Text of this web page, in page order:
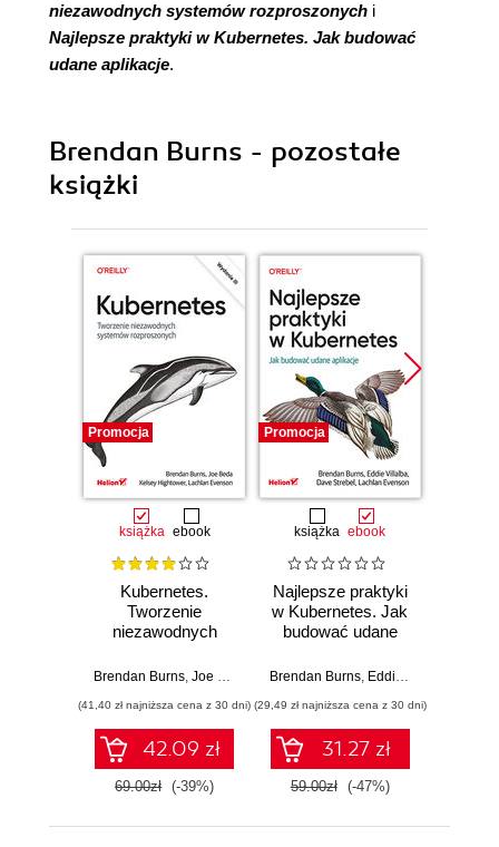
niezawodnych systemów rozproszonych i
Najlepsze praktyki w Kubernetes. Jak budować
udane aplikacje.
Brendan Burns - pozostałe
książki
Promocja
książka ebook
Kubernetes.
Tworzenie
niezawodnych
rozproszonych.
Brendan Burns Joe Beda Kelsey Hightower Lachlan Evenson
(41,40 zł najniższa cena z 30 dni)
42.09 zł
69.00zł (-39%)
Promocja
książka ebook
Najlepsze praktyki
w Kubernetes. Jak
budować udane
Brendan Burns, Eddie Villalba
(29,49 zł najniższa cena z 30 dni)
31.27 zł
59.00zł (-47%)